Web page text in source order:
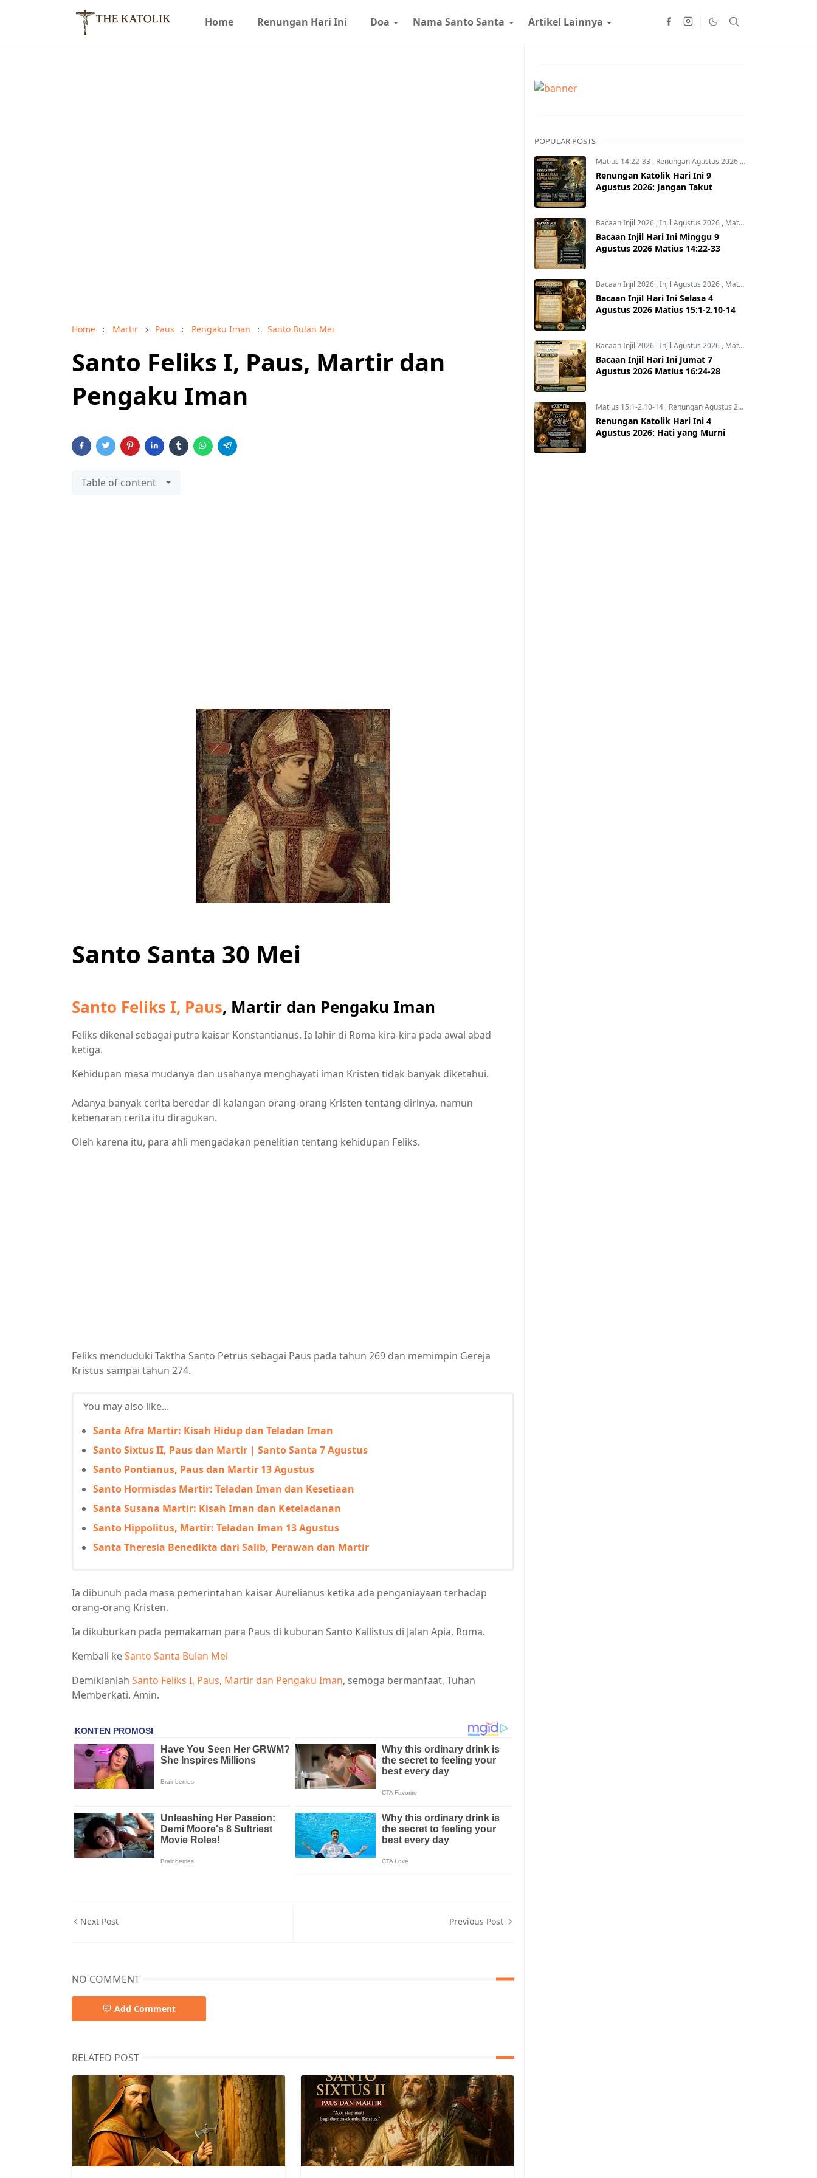
Home Renungan Hari Ini Doa Nama Santo Santa Artikel Lainnya
Home Martir Paus Pengaku Iman Santo Bulan Mei
Santo Feliks I, Paus, Martir dan
Pengaku Iman
Table of content
Santo Santa 30 Mei
Santo Feliks I, Paus, Martir dan Pengaku Iman
Feliks dikenal sebagai putra kaisar Konstantianus. Ia lahir di Roma kira-kira pada awal abad
ketiga.
Kehidupan masa mudanya dan usahanya menghayati iman Kristen tidak banyak diketahui.
Adanya banyak cerita beredar di kalangan orang-orang Kristen tentang dirinya, namun
kebenaran cerita itu diragukan.
Oleh karena itu, para ahli mengadakan penelitian tentang kehidupan Feliks.
Feliks menduduki Taktha Santo Petrus sebagai Paus pada tahun 269 dan memimpin Gereja
Kristus sampai tahun 274.
You may also like...
Santa Afra Martir: Kisah Hidup dan Teladan Iman
Santo Sixtus II, Paus dan Martir | Santo Santa 7 Agustus
Santo Pontianus, Paus dan Martir 13 Agustus
Santo Hormisdas Martir: Teladan Iman dan Kesetiaan
Santa Susana Martir: Kisah Iman dan Keteladanan
Santo Hippolitus, Martir: Teladan Iman 13 Agustus
Santa Theresia Benedikta dari Salib, Perawan dan Martir
Ia dibunuh pada masa pemerintahan kaisar Aurelianus ketika ada penganiayaan terhadap
orang-orang Kristen.
Ia dikuburkan pada pemakaman para Paus di kuburan Santo Kallistus di Jalan Apia, Roma.
Kembali keSanto Santa Bulan Mei
Demikianlah Santo Feliks I, Paus, Martir dan Pengaku Iman, semoga bermanfaat, Tuhan
Memberkati. Amin.
Next Post Previous Post
NO COMMENT
Add Comment
RELATED POST
POPULAR POSTS
Matius 14:22-33 , Renungan Agustus 2026 ,Renungan Hari Ini
Renungan Katolik Hari Ini 9
Agustus 2026: Jangan Takut
Bacaan Injil 2026 ,Injil Agustus 2026 , Matius 14:22-33
Bacaan Injil Hari Ini Minggu 9
Agustus 2026 Matius 14:22-33
Bacaan Injil 2026 ,Injil Agustus 2026 , Matius 15:1-2.10-14
Bacaan Injil Hari Ini Selasa 4
Agustus 2026 Matius 15:1-2.10-14
Bacaan Injil 2026 ,Injil Agustus 2026 , Matius 16:24-28
Bacaan Injil Hari Ini Jumat 7
Agustus 2026 Matius 16:24-28
Matius 15:1-2.10-14 , Renungan Agustus 2026
Renungan Katolik Hari Ini 4
Agustus 2026: Hati yang Murni